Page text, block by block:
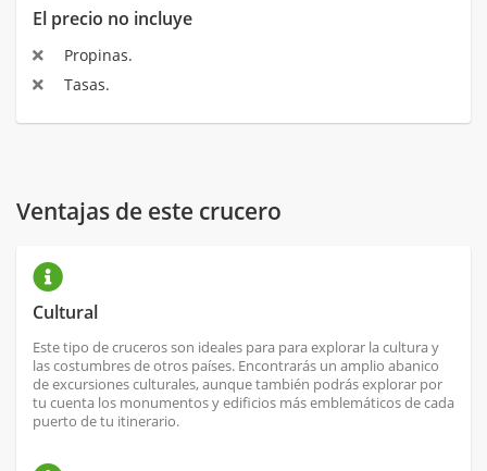
El precio no incluye
Propinas.
Tasas.
Ventajas de este crucero
Cultural
Este tipo de cruceros son ideales para para explorar la cultura y
las costumbres de otros países. Encontrarás un amplio abanico
de excursiones culturales, aunque también podrás explorar por
tu cuenta los monumentos y edificios más emblemáticos de cada
puerto de tu itinerario.